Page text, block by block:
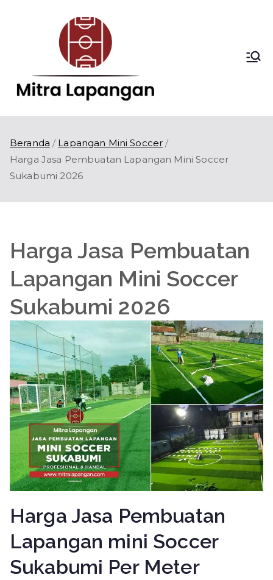
an
Beranda
Lapangan Mini Soccer
Harga Jasa Pembuatan Lapangan Mini Soccer
Sukabumi 2026
Harga Jasa Pembuatan
Lapangan Mini Soccer
Sukabumi 2026
Harga Jasa Pembuatan
Lapangan mini Soccer
Sukabumi Per Meter